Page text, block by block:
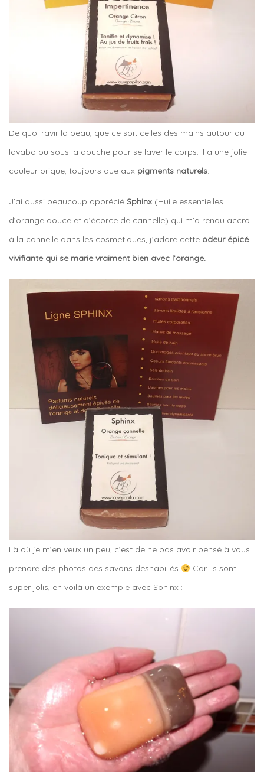
De quoi ravir la peau, que ce soit celles des mains autour du
lavabo ou sous la douche pour se laver le corps. Il a une jolie
couleur brique, toujours due aux pigments naturels.
J’ai aussi beaucoup apprécié Sphinx (Huile essentielles
d’orange douce et d’écorce de cannelle) qui m’a rendu accro
à la cannelle dans les cosmétiques, j’adore cette odeur épicé
vivifiante qui se marie vraiment bien avec l’orange.
Là où je m’en veux un peu, c’est de ne pas avoir pensé à vous
prendre des photos des savons déshabillés
Car ils sont
super jolis, en voilà un exemple avec Sphinx :